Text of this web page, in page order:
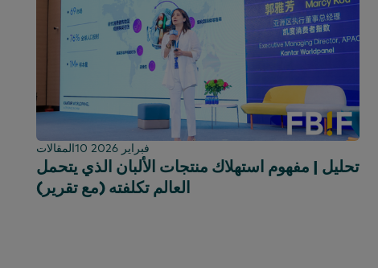
المقالات 10 فبراير 2026
تحليل | مفهوم استهلاك منتجات الألبان الذي يتحمل
العالم تكلفته (مع تقرير)